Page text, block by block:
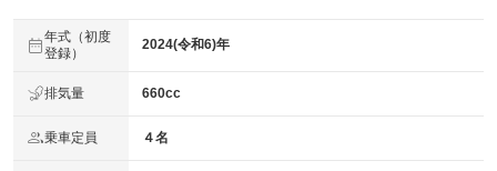
年式（初度
登録）
2024(令和6)年
排気量 660cc
乗車定員 ４名